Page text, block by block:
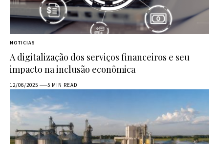
NOTICIAS
A digitalização dos serviços financeiros e seu
impacto na inclusão econômica
12/06/2025 5 MIN READ